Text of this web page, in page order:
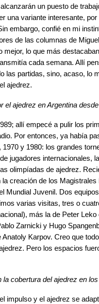
un puesto de
una variante interesante,
embargo, confié en mi
de las columnas de
lo que más
cada semana. Allí
las partidas, sino, acaso, lo
ajedrez.
ajedrez en Argentina
allí empecé a pulir los
Por entonces, ya había
y 1980: los grandes
jugadores internacionales,
olimpíadas de ajedrez.
creación de los Magistrales
Mundial Juvenil. Dos
varias visitas, tres o
más la de Peter
Zarnicki y Hugo
Karpov. Creo que
Pero los espacios
cobertura del ajedrez en
impulso y el ajedrez se